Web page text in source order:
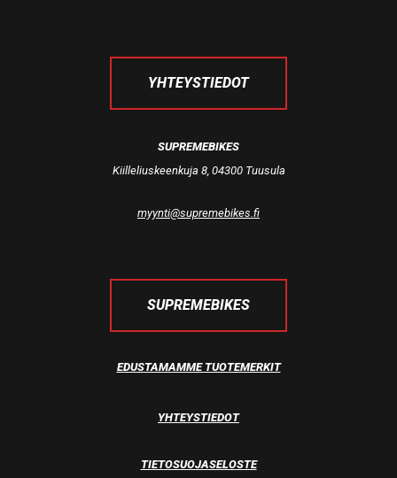
YHTEYSTIEDOT
SUPREMEBIKES
Kiilleliuskeenkuja 8, 04300 Tuusula
myynti@supremebikes.fi
SUPREMEBIKES
EDUSTAMAMME TUOTEMERKIT
YHTEYSTIEDOT
TIETOSUOJASELOSTE